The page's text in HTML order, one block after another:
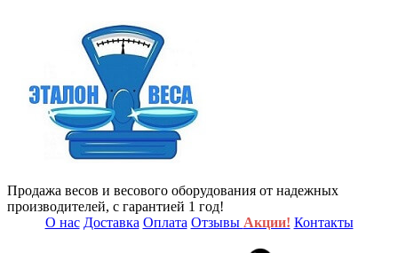
Продажа весов и весового оборудования от надежных
производителей, с гарантией 1 год!
О нас Доставка Оплата Отзывы Акции! Контакты